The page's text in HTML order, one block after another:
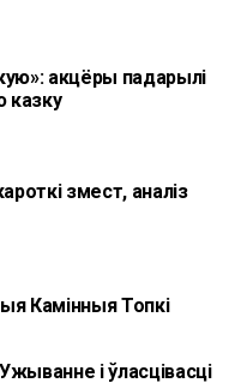
акцёры падарылі
казку
змест, аналіз
Камінныя Топкі
і ўласцівасці